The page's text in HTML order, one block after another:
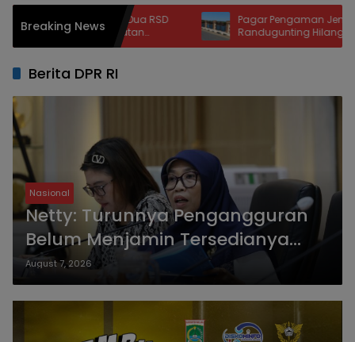
Breaking News
BOR Dua RSD
Percepatan
Tidur Pasien
Pagar Pengaman Jembatan
Randugunting Hilang, Pengendara
Khawatir Membahayakan
Berita DPR RI
Nasional
Netty: Turunnya Pengangguran
Belum Menjamin Tersedianya
Pekerjaan Layak
August 7, 2026